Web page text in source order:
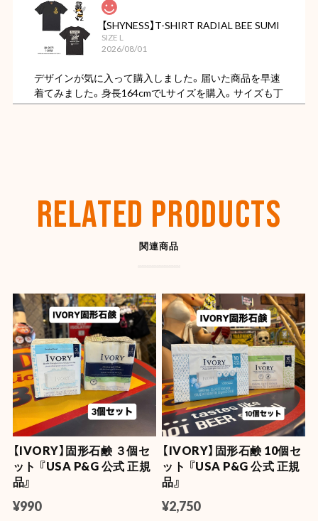
【SHYNESS】T-SHIRT RADIAL BEE SUMI
SIZE L
2026/08/01
デザインが気に入って購入しました。届いた商品を早速
着てみました。身長164cmでLサイズを購入。サイズも丁
度よく色もただの黒ではなくちょっと色褪せた様なビン
2026/07/26
とても良い感じです。ありがとうございました。また機
会があれば是非宜しくお願いします。
【OLD SPICE】オールドスパイス フレグランスバー(スティック型) 50ml
キャプテン
2026/07/22
【OLD SPICE】オールドスパイス ×ファブリーズ カークリップ
ティンバー
RELATED PRODUCTS
関連商品
【IVORY】固形石鹸 ３個セ
ット 『USA P&G 公式 正規
品』
¥990
【IVORY】固形石鹸 10個セ
ット 『USA P&G 公式 正規
品』
¥2,750